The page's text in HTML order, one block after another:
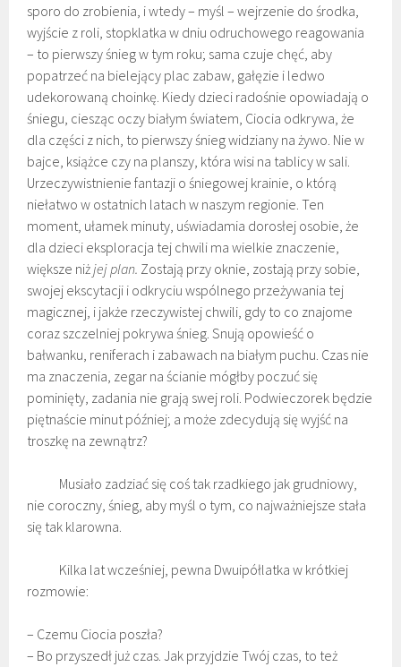
sporo do zrobienia, i wtedy – myśl – wejrzenie do środka,
wyjście z roli, stopklatka w dniu odruchowego reagowania
– to pierwszy śnieg w tym roku; sama czuje chęć, aby
popatrzeć na bielejący plac zabaw, gałęzie i ledwo
udekorowaną choinkę. Kiedy dzieci radośnie opowiadają o
śniegu, ciesząc oczy białym światem, Ciocia odkrywa, że
dla części z nich, to pierwszy śnieg widziany na żywo. Nie w
bajce, książce czy na planszy, która wisi na tablicy w sali.
Urzeczywistnienie fantazji o śniegowej krainie, o którą
niełatwo w ostatnich latach w naszym regionie. Ten
moment, ułamek minuty, uświadamia dorosłej osobie, że
dla dzieci eksploracja tej chwili ma wielkie znaczenie,
większe niżjej plan. Zostają przy oknie, zostają przy sobie,
swojej ekscytacji i odkryciu wspólnego przeżywania tej
magicznej, i jakże rzeczywistej chwili, gdy to co znajome
coraz szczelniej pokrywa śnieg. Snują opowieść o
bałwanku, reniferach i zabawach na białym puchu. Czas nie
ma znaczenia, zegar na ścianie mógłby poczuć się
pominięty, zadania nie grają swej roli. Podwieczorek będzie
piętnaście minut później; a może zdecydują się wyjść na
troszkę na zewnątrz?
Musiało zadziać się coś tak rzadkiego jak grudniowy,
nie coroczny, śnieg, aby myśl o tym, co najważniejsze stała
się tak klarowna.
Kilka lat wcześniej, pewna Dwuipółlatka w krótkiej
rozmowie:
– Czemu Ciocia poszła?
– Bo przyszedł już czas. Jak przyjdzie Twój czas, to też